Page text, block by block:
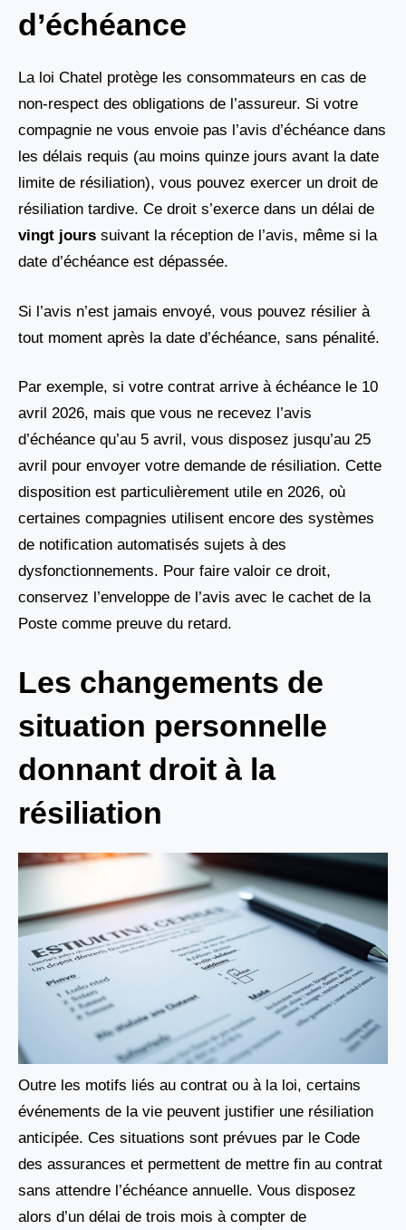
d’échéance
La loi Chatel protège les consommateurs en cas de
non-respect des obligations de l’assureur. Si votre
compagnie ne vous envoie pas l’avis d’échéance dans
les délais requis (au moins quinze jours avant la date
limite de résiliation), vous pouvez exercer un droit de
résiliation tardive. Ce droit s’exerce dans un délai de
vingt jours suivant la réception de l’avis, même si la
date d’échéance est dépassée.
Si l’avis n’est jamais envoyé, vous pouvez résilier à
tout moment après la date d’échéance, sans pénalité.
Par exemple, si votre contrat arrive à échéance le 10
avril 2026, mais que vous ne recevez l’avis
d’échéance qu’au 5 avril, vous disposez jusqu’au 25
avril pour envoyer votre demande de résiliation. Cette
disposition est particulièrement utile en 2026, où
certaines compagnies utilisent encore des systèmes
de notification automatisés sujets à des
dysfonctionnements. Pour faire valoir ce droit,
conservez l’enveloppe de l’avis avec le cachet de la
Poste comme preuve du retard.
Les changements de
situation personnelle
donnant droit à la
résiliation
Outre les motifs liés au contrat ou à la loi, certains
événements de la vie peuvent justifier une résiliation
anticipée. Ces situations sont prévues par le Code
des assurances et permettent de mettre fin au contrat
sans attendre l’échéance annuelle. Vous disposez
alors d’un délai de trois mois à compter de